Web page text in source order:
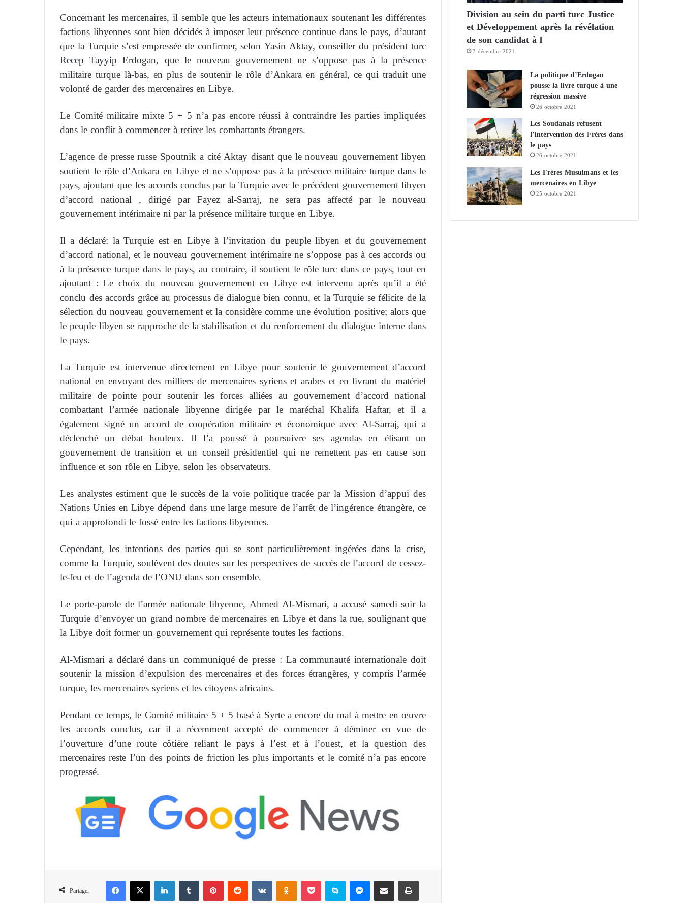
Concernant les mercenaires, il semble que les acteurs internationaux soutenant les différentes
factions libyennes sont bien décidés à imposer leur présence continue dans le pays, d’autant
que la Turquie s’est empressée de confirmer, selon Yasin Aktay, conseiller du président turc
Recep Tayyip Erdogan, que le nouveau gouvernement ne s’oppose pas à la présence
militaire turque là-bas, en plus de soutenir le rôle d’Ankara en général, ce qui traduit une
volonté de garder des mercenaires en Libye.
Le Comité militaire mixte 5 + 5 n’a pas encore réussi à contraindre les parties impliquées
dans le conflit à commencer à retirer les combattants étrangers.
L’agence de presse russe Spoutnik a cité Aktay disant que le nouveau gouvernement libyen
soutient le rôle d’Ankara en Libye et ne s’oppose pas à la présence militaire turque dans le
pays, ajoutant que les accords conclus par la Turquie avec le précédent gouvernement libyen
d’accord national , dirigé par Fayez al-Sarraj, ne sera pas affecté par le nouveau
gouvernement intérimaire ni par la présence militaire turque en Libye.
Il a déclaré: la Turquie est en Libye à l’invitation du peuple libyen et du gouvernement
d’accord national, et le nouveau gouvernement intérimaire ne s’oppose pas à ces accords ou
à la présence turque dans le pays, au contraire, il soutient le rôle turc dans ce pays, tout en
ajoutant : Le choix du nouveau gouvernement en Libye est intervenu après qu’il a été
conclu des accords grâce au processus de dialogue bien connu, et la Turquie se félicite de la
sélection du nouveau gouvernement et la considère comme une évolution positive; alors que
le peuple libyen se rapproche de la stabilisation et du renforcement du dialogue interne dans
le pays.
La Turquie est intervenue directement en Libye pour soutenir le gouvernement d’accord
national en envoyant des milliers de mercenaires syriens et arabes et en livrant du matériel
militaire de pointe pour soutenir les forces alliées au gouvernement d’accord national
combattant l’armée nationale libyenne dirigée par le maréchal Khalifa Haftar, et il a
également signé un accord de coopération militaire et économique avec Al-Sarraj, qui a
déclenché un débat houleux. Il l’a poussé à poursuivre ses agendas en élisant un
gouvernement de transition et un conseil présidentiel qui ne remettent pas en cause son
influence et son rôle en Libye, selon les observateurs.
Les analystes estiment que le succès de la voie politique tracée par la Mission d’appui des
Nations Unies en Libye dépend dans une large mesure de l’arrêt de l’ingérence étrangère, ce
qui a approfondi le fossé entre les factions libyennes.
Cependant, les intentions des parties qui se sont particulièrement ingérées dans la crise,
comme la Turquie, soulèvent des doutes sur les perspectives de succès de l’accord de cessez-
le-feu et de l’agenda de l’ONU dans son ensemble.
Le porte-parole de l’armée nationale libyenne, Ahmed Al-Mismari, a accusé samedi soir la
Turquie d’envoyer un grand nombre de mercenaires en Libye et dans la rue, soulignant que
la Libye doit former un gouvernement qui représente toutes les factions.
Al-Mismari a déclaré dans un communiqué de presse : La communauté internationale doit
soutenir la mission d’expulsion des mercenaires et des forces étrangères, y compris l’armée
turque, les mercenaires syriens et les citoyens africains.
Pendant ce temps, le Comité militaire 5 + 5 basé à Syrte a encore du mal à mettre en œuvre
les accords conclus, car il a récemment accepté de commencer à déminer en vue de
l’ouverture d’une route côtière reliant le pays à l’est et à l’ouest, et la question des
mercenaires reste l’un des points de friction les plus importants et le comité n’a pas encore
progressé.
Partager
Facebook X Linkedin Tumblr Pinterest Reddit VKontakte Odnoklassniki Pocket Skype Messenger Partager par email Imprimer
Division au sein du parti turc Justice
et Développement après la révélation
de son candidat à l
3 décembre 2021
La politique d’Erdogan
pousse la livre turque à une
régression massive
26 octobre 2021
Les Soudanais refusent
l’intervention des Frères dans
le pays
26 octobre 2021
Les Frères Musulmans et les
mercenaires en Libye
25 octobre 2021